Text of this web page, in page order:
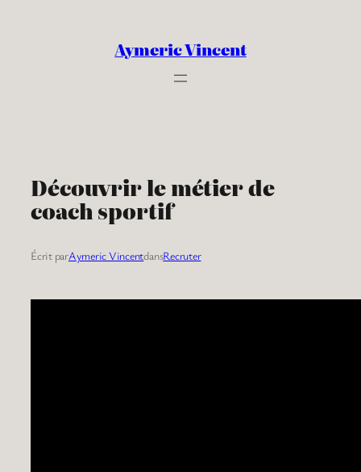
Aymeric Vincent
Découvrir le métier de
coach sportif
Écrit parAymeric VincentdansRecruter